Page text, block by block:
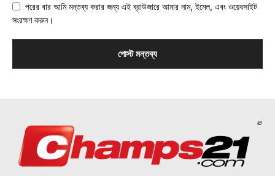
পরের বার আমি মন্তব্য করার জন্য এই ব্রাউজারে আমার নাম, ইমেল, এবং ওয়েবসাইট
সংরক্ষণ করুন।
©